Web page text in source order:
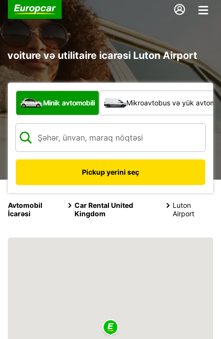
voiture və utilitaire icarəsi Luton Airport
Hansı növ nəqliyyat vasitəsi?
Minik avtomobili Mikroavtobus və yük
Pickup yerini seç
Avtomobil
İcarəsi
Car Rental United
Kingdom
Luton
Airport